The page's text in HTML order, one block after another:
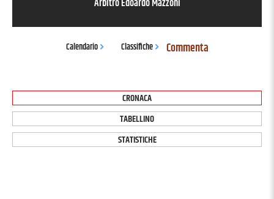
ArbitroEdoardo Mazzoni
Calendario Classifiche Commenta
CRONACA
TABELLINO
STATISTICHE